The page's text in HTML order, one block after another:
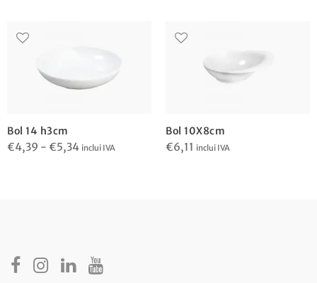
Bol 14 h3cm
€4,39 - €5,34Rango
€5,34
inclui IVA
Bol 10X8cm
€6,11 inclui IVA